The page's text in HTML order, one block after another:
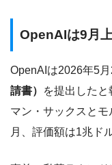
OpenAIは9月
OpenAIは2026年5
請書）
を提出した
マン・サックスと
月、評価額は1兆ド